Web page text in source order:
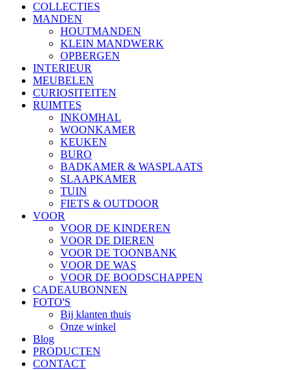
COLLECTIES
MANDEN
HOUTMANDEN
KLEIN MANDWERK
OPBERGEN
INTERIEUR
MEUBELEN
CURIOSITEITEN
RUIMTES
INKOMHAL
WOONKAMER
KEUKEN
BURO
BADKAMER & WASPLAATS
SLAAPKAMER
TUIN
FIETS & OUTDOOR
VOOR
VOOR DE KINDEREN
VOOR DE DIEREN
VOOR DE TOONBANK
VOOR DE WAS
VOOR DE BOODSCHAPPEN
CADEAUBONNEN
FOTO'S
Bij klanten thuis
Onze winkel
Blog
PRODUCTEN
CONTACT